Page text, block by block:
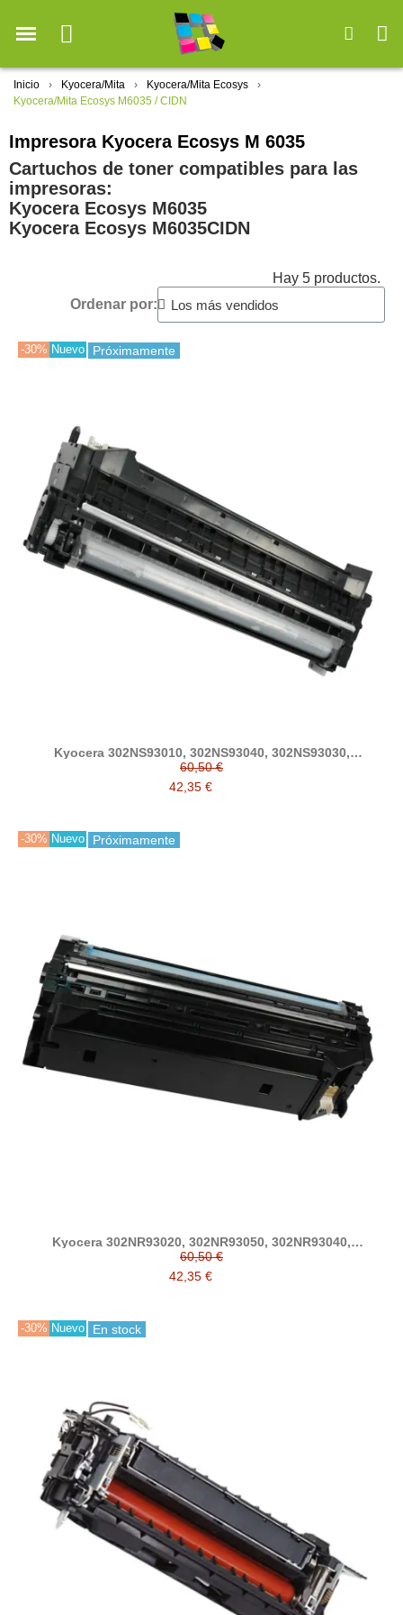
Inicio Kyocera/Mita
Kyocera/Mita Ecosys
Kyocera/Mita Ecosys M6035 / CIDN
Impresora Kyocera Ecosys M 6035
Cartuchos de toner compatibles para las
impresoras:
Kyocera Ecosys M6035
Kyocera Ecosys M6035CIDN
Hay 5 productos.
Ordenar por:
-30% Nuevo Próximamente
Kyocera 302NS93010, 302NS93040, 302NS93030,
302NS93020 developer compatible
60,50 €
42,35 €
-30% Nuevo Próximamente
Kyocera 302NR93020, 302NR93050, 302NR93040,
302NR93030 developer compatible
60,50 €
42,35 €
-30% Nuevo En stock